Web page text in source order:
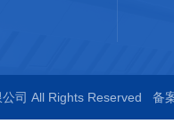
司 All Rights Reserved 备